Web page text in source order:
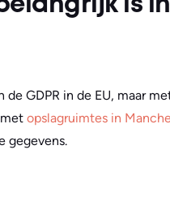
is
GDPR in de EU, maar
opslagruimtes in
gegevens.